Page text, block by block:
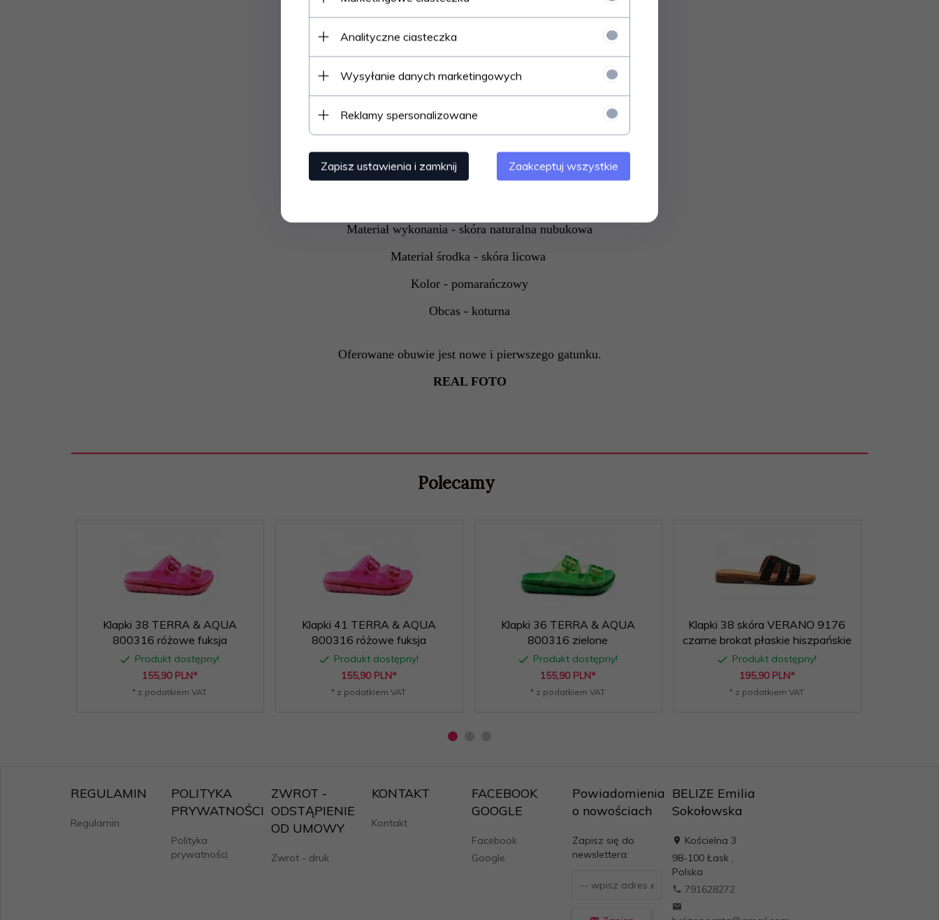
37 - 23,2cm
39 - 24,5cm
40 - 25,3cm
Wysokość podeszwy - 4,0cm
Materiał wykonania - skóra naturalna nubukowa
Materiał środka - skóra licowa
Kolor - pomarańczowy
Obcas - koturna
Oferowane obuwie jest nowe i pierwszego gatunku.
REAL FOTO
Polecamy
Klapki 38 TERRA & AQUA
800316 różowe fuksja
Produkt dostępny!
155,90 PLN*
* z podatkiem VAT
Klapki 41 TERRA & AQUA
800316 różowe fuksja
Produkt dostępny!
155,90 PLN*
* z podatkiem VAT
Klapki 36 TERRA & AQUA
800316 zielone
Produkt dostępny!
155,90 PLN*
* z podatkiem VAT
Klapki 38 skóra VERANO 9176
czarne brokat płaskie hiszpańskie
Produkt dostępny!
195,90 PLN*
* z podatkiem VAT
REGULAMIN
Regulamin
POLITYKA
PRYWATNOŚCI
Polityka
prywatności
ZWROT -
ODSTĄPIENIE
OD UMOWY
Zwrot - druk
KONTAKT
Kontakt
FACEBOOK
GOOGLE
Facebook
Google
Powiadomienia
o nowościach
Zapisz się do
newslettera:
BELIZE Emilia
Sokołowska
Kościelna 3
98-100 Łask
Polska
791628272
Analityczne ciasteczka
Wysyłanie danych marketingowych
Reklamy spersonalizowane
Zapisz ustawienia i zamknij Zaakceptuj wszystkie